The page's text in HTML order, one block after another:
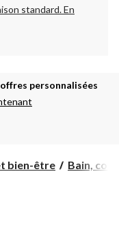
standard.En
personnalisées
bien-être Bain,